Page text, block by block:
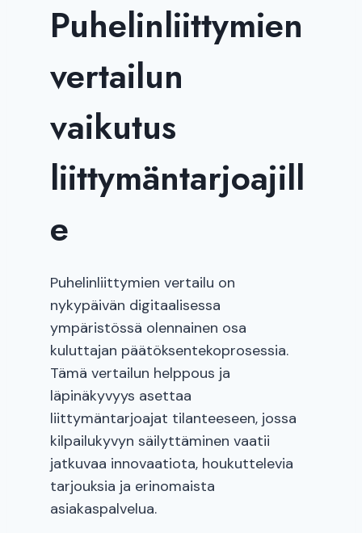
Puhelinliittymien
vertailun
vaikutus
liittymäntarjoajill
e
Puhelinliittymien vertailu on
nykypäivän digitaalisessa
ympäristössä olennainen osa
kuluttajan päätöksentekoprosessia.
Tämä vertailun helppous ja
läpinäkyvyys asettaa
liittymäntarjoajat tilanteeseen, jossa
kilpailukyvyn säilyttäminen vaatii
jatkuvaa innovaatiota, houkuttelevia
tarjouksia ja erinomaista
asiakaspalvelua.